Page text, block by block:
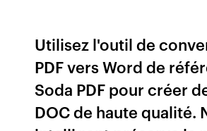
Utilisez l'outil de
PDF vers Word de
Soda PDF pour créer
DOC de haute qualité.